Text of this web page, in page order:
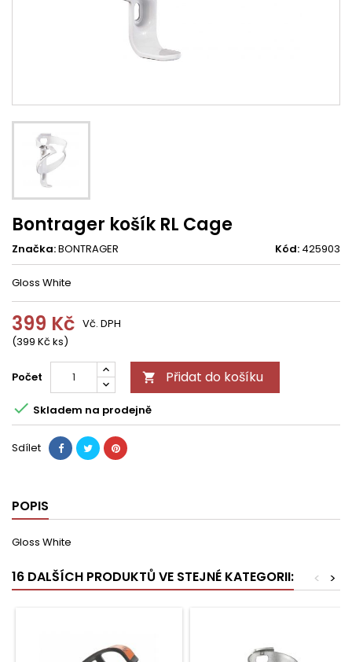
Bontrager košík RL Cage
Značka:BONTRAGER Kód: 425903
Gloss White
399 Kč
(399 Kč ks)
Vč. DPH
Počet  Přidat do košíku
 Skladem na prodejně
Sdílet
POPIS
Gloss White
16 DALŠÍCH PRODUKTŮ VE STEJNÉ KATEGORII: >
<